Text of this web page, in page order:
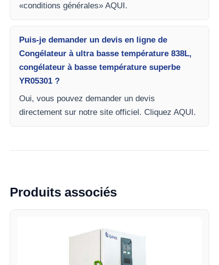
«conditions générales» AQUI.
Puis-je demander un devis en ligne de
Congélateur à ultra basse température 838L,
congélateur à basse température superbe
YR05301 ?
Oui, vous pouvez demander un devis
directement sur notre site officiel. Cliquez AQUI.
Produits associés